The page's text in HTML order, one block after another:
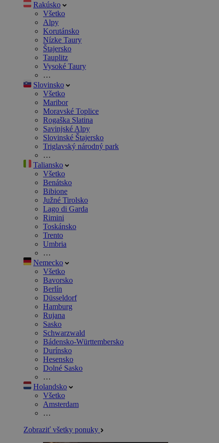
Rakúsko
Všetko
Alpy
Korutánsko
Nízke Taury
Štajersko
Tauplitz
Vysoké Taury
…
Slovinsko
Všetko
Maribor
Moravské Toplice
Rogaška Slatina
Savinjské Alpy
Slovinské Štajersko
Triglavský národný park
…
Taliansko
Všetko
Benátsko
Bibione
Južné Tirolsko
Lago di Garda
Rimini
Toskánsko
Trento
Umbria
…
Nemecko
Všetko
Bavorsko
Berlín
Düsseldorf
Hamburg
Rujana
Sasko
Schwarzwald
Bádensko-Württembersko
Durínsko
Hesensko
Dolné Sasko
…
Holandsko
Všetko
Amsterdam
…
Zobraziť všetky ponuky